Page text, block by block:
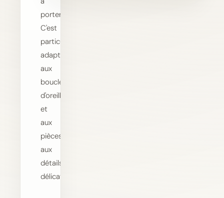
porter.
C'est
particulièrement
adapté
aux
boucles
d'oreilles
et
aux
pièces
aux
détails
délicats.